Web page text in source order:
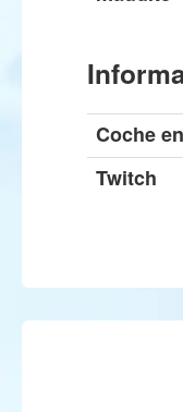
Coche
Twitch